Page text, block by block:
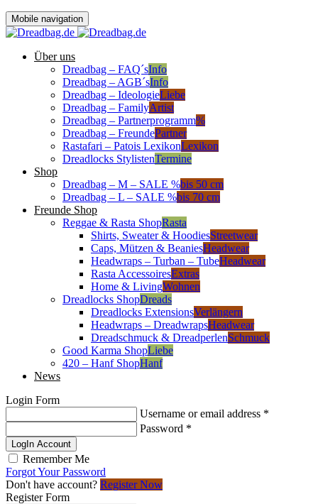
Mobile navigation
Über uns
Dreadbag – FAQ´sInfo
Dreadbag – AGB´sInfo
Dreadbag – IdeologieLiebe
Dreadbag – FamilyArtist
Dreadbag – Partnerprogramm%
Dreadbag – FreundePartner
Rastafari – Patois LexikonLexikon
Dreadlocks StylistenTermine
Shop
Dreadbag – M – SALE %bis 50 cm
Dreadbag – L – SALE %bis 70 cm
Freunde Shop
Reggae & Rasta ShopRasta
Shirts, Sweater & HoodiesStreetwear
Caps, Mützen & BeaniesHeadwear
Headwraps – Turban – TubeHeadwear
Rasta AccessoiresExtras
Home & LivingWohnen
Dreadlocks ShopDreads
Dreadlocks ExtensionsVerlängern
Headwraps – DreadwrapsHeadwear
Dreadschmuck & DreadperlenSchmuck
Good Karma ShopLiebe
420 – Hanf ShopHanf
News
Login Form
Username or email address *
Password *
LogIn Account
Remember Me
Forgot Your Password
Don't have account? Register Now
Register Form